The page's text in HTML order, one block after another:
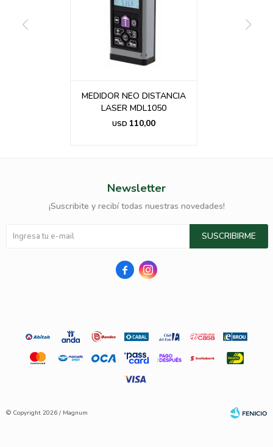
MEDIDOR NEO DISTANCIA
LASER MDL1050
USD 110,00
Newsletter
¡Suscribite y recibí todas nuestras novedades!
SUSCRIBIRME
 
© Copyright 2026 / Magnum